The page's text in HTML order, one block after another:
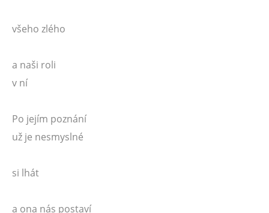
všeho zlého
a naši roli
v ní
Po jejím poznání
už je nesmyslné
si lhát
a ona nás postaví